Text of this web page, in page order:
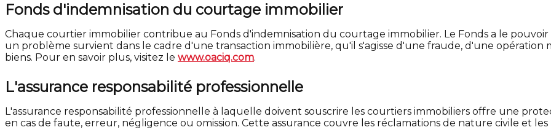
Fonds d'indemnisation du courtage immobilier
Chaque courtier immobilier contribue au Fonds d'indemnisation du courtage immobilier. Le Fonds a le
un problème survient dans le cadre d'une transaction immobilière, qu'il s'agisse d'une fraude, d'une
biens. Pour en savoir plus, visitez le www.oaciq.com.
L'assurance responsabilité professionnelle
L'assurance responsabilité professionnelle à laquelle doivent souscrire les courtiers immobiliers offre une
en cas de faute, erreur, négligence ou omission. Cette assurance couvre les réclamations de nature civile et les